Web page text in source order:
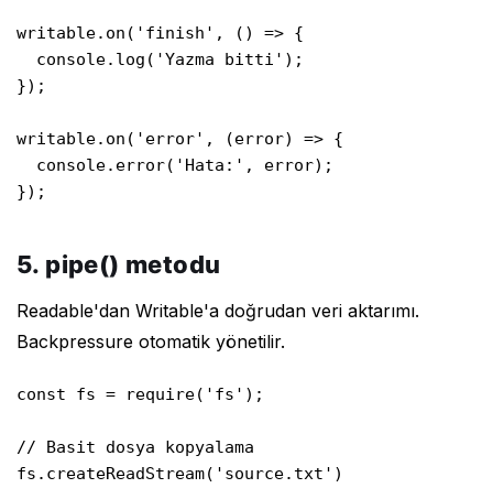
writable.on('finish', () => {
  console.log('Yazma bitti');
});
writable.on('error', (error) => {
  console.error('Hata:', error);
});
5. pipe() metodu
Readable'dan Writable'a doğrudan veri aktarımı.
Backpressure otomatik yönetilir.
const fs = require('fs');
// Basit dosya kopyalama
fs.createReadStream('source.txt')